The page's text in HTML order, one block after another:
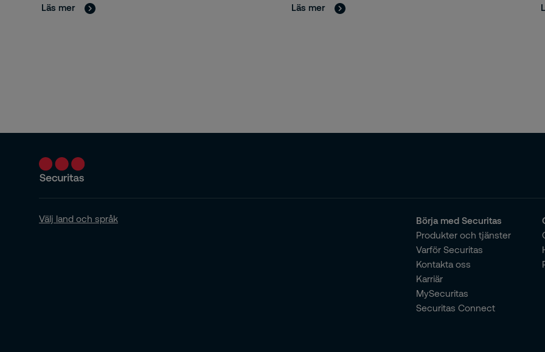
Läs mer Läs mer
Välj land och språk
Börja med Securitas
Produkter och tjänster
Varför Securitas
Kontakta oss
Karriär
MySecuritas
Securitas Connect